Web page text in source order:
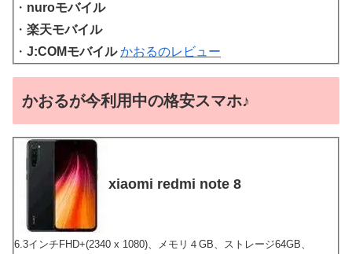
・ nuroモバイル
・ 楽天モバイル
・ J:COMモバイル かおるのレビュー
かおるが今利用中の格安スマホ♪
xiaomi redmi note 8
6.3インチFHD+(2340 x 1080)、メモリ４GB、ストレージ64GB、